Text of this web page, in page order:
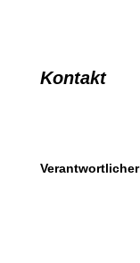
Kontakt
Verantwortlicher